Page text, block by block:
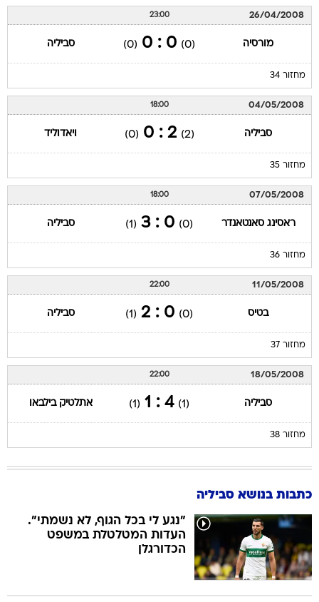
26/04/2008
23:00
מורסיה (0)
0 : 0
(0) סביליה
מחזור 34
04/05/2008
18:00
סביליה (2)
2 : 0
(0) ויאדוליד
מחזור 35
07/05/2008
18:00
ראסינג סאנטאנדר (0)
0 : 3
(1) סביליה
מחזור 36
11/05/2008
22:00
בטיס (0)
0 : 2
(1) סביליה
מחזור 37
18/05/2008
22:00
סביליה (1)
4 : 1
(1) אתלטיק בילבאו
מחזור 38
כתבות בנושא סביליה
"נגע לי בכל הגוף, לא נשמתי".
העדות המטלטלת במשפט
הכדורגלן